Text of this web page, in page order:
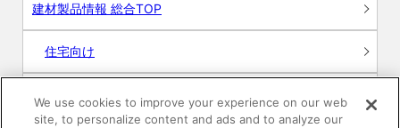
建材製品情報 総合TOP
住宅向け
We use cookies to improve your experience on our web
site, to personalize content and ads and to analyze our